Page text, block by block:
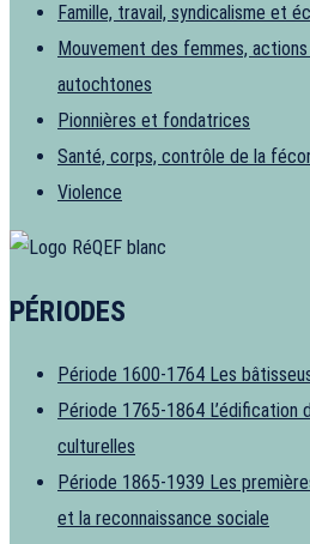
Famille, travail, syndicalisme et
Mouvement des femmes,
autochtones
Pionnières et fondatrices
Santé, corps, contrôle de la
Violence
PÉRIODES
Période 1600-1764 Les
Période 1765-1864
culturelles
Période 1865-1939 Les
et la reconnaissance sociale